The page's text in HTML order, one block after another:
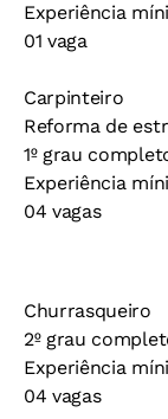
Experiência
01 vaga
Carpinteiro
Reforma de
1º grau
Experiência
04 vagas
Churrasqueiro
2º grau
Experiência
04 vagas